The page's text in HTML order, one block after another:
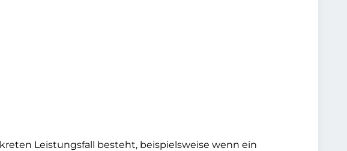
Leistungsfall besteht, beispielsweise wenn ein